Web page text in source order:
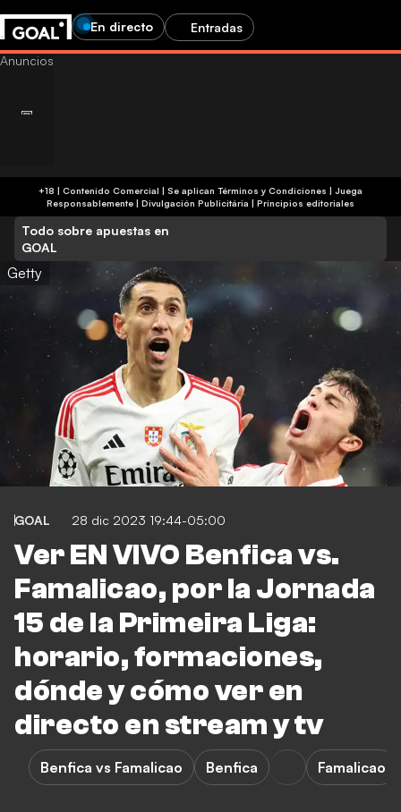
En directo Entradas
+18 | Contenido Comercial | Se aplican Términos y Condiciones | Juega
Responsablemente | Divulgación Publicitária | Principios editoriales
Todo sobre apuestas en
GOAL
Getty
GOAL 28 dic 2023 19:44-05:00
Ver EN VIVO Benfica vs.
Famalicao, por la Jornada
15 de la Primeira Liga:
horario, formaciones,
dónde y cómo ver en
directo en stream y tv
Benfica vs Famalicao Benfica Famalicao